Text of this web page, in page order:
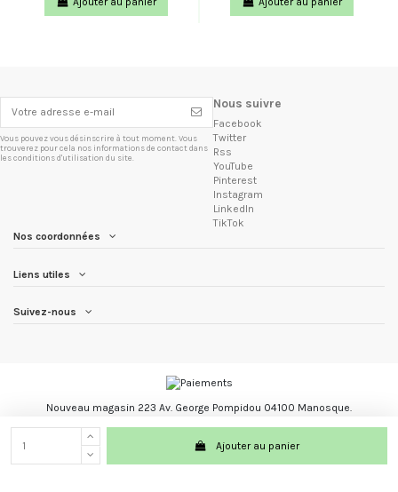
Ajouter au panier
Vous pouvez vous désinscrire à tout moment. Vous
trouverez pour cela nos informations de contact dans
les conditions d'utilisation du site.
Nous suivre
Facebook
Twitter
Rss
YouTube
Pinterest
Instagram
LinkedIn
TikTok
Nos coordonnées
Liens utiles
Suivez-nous
Nouveau magasin 223 Av. George Pompidou 04100 Manosque.
Les Trésors du Brésil marque registré.